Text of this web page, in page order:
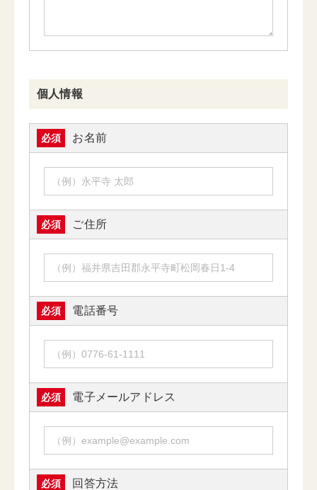
個人情報
必須 お名前
必須 ご住所
必須 電話番号
必須 電子メールアドレス
必須 回答方法